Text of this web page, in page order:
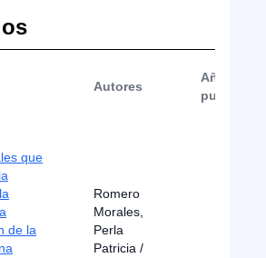
Autores
Año de
que
de la
Romero
Morales,
Perla
Patricia /